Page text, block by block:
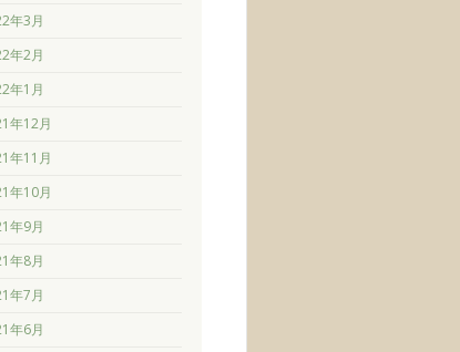
年3月
年2月
年1月
年12月
年11月
年10月
年9月
年8月
年7月
年6月